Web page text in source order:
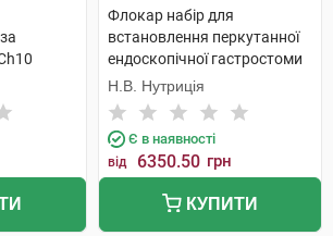
Флокар набір для
встановлення перкутанної
ендоскопічної гастростоми
18 за Шар'єром 1 набір
Н.В. Нутриція
Є в наявності
від 6350.50 грн
КУПИТИ